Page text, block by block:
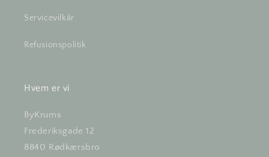
Servicevilkår
Refusionspolitik
Hvem er vi
ByKrums
Frederiksgade 12
8840 Rødkærsbro